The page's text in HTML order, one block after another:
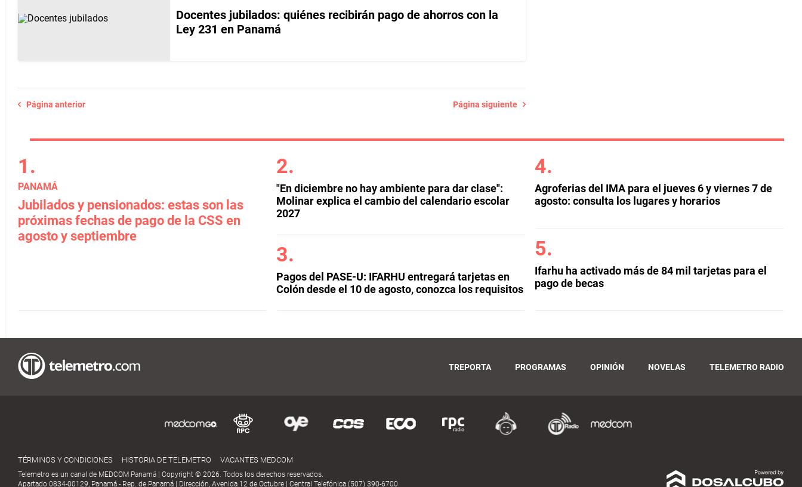
Docentes jubilados: quiénes recibirán pago de ahorros con la
Ley 231 en Panamá
Página anterior Página siguiente
PANAMÁ
Jubilados y pensionados: estas son las
próximas fechas de pago de la CSS en
agosto y septiembre
"En diciembre no hay ambiente para dar clase":
Molinar explica el cambio del calendario escolar
2027
Pagos del PASE-U: IFARHU entregará tarjetas en
Colón desde el 10 de agosto, conozca los requisitos
Agroferias del IMA para el jueves 6 y viernes 7 de
agosto: consulta los lugares y horarios
Ifarhu ha activado más de 84 mil tarjetas para el
pago de becas
TREPORTA PROGRAMAS OPINIÓN NOVELAS TELEMETRO RADIO
TÉRMINOS Y CONDICIONES HISTORIA DE TELEMETRO VACANTES MEDCOM
Telemetro es un canal de MEDCOM Panamá | Copyright © 2026. Todos los derechos reservados.
Apartado 0834-00129, Panamá - Rep. de Panamá | Dirección, Avenida 12 de Octubre | Central Telefónica (507) 390-6700